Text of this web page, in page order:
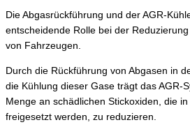
Die Abgasrückführung und der AGR-
entscheidende Rolle bei der
von Fahrzeugen.
Durch die Rückführung von Abgasen in
die Kühlung dieser Gase trägt das AGR-
Menge an schädlichen Stickoxiden, die
freigesetzt werden, zu reduzieren.